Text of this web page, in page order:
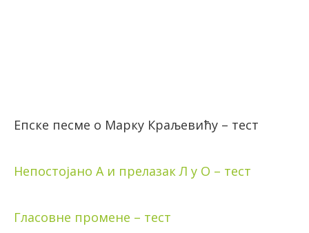
Епске песме о Марку Краљевићу – тест
Непостојано А и прелазак Л у О – тест
Гласовне промене – тест